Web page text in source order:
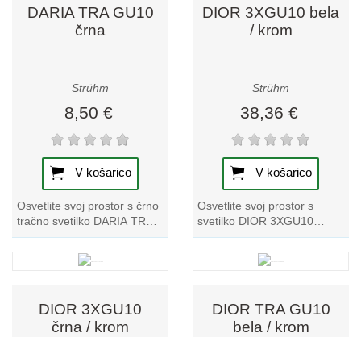
DARIA TRA GU10
črna
Strühm
8,50 €
V košarico
Osvetlite svoj prostor s črno
tračno svetilko DARIA TRA
GU10. Ta izstopajoči kos iz
naše zbirke tračnih svetilk...
DIOR 3XGU10 bela
/ krom
Strühm
38,36 €
V košarico
Osvetlite svoj prostor s
svetilko DIOR 3XGU10
bela/krom. Popolna
kombinacija sloga in
funkcionalnosti za vsako...
DIOR 3XGU10
črna / krom
DIOR TRA GU10
bela / krom